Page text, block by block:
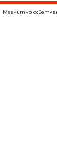
Магнитно